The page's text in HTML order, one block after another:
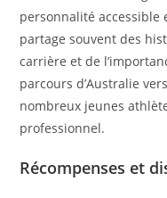
personnalité accessible
partage souvent des
carrière et de
parcours d’Australie
nombreux jeunes
professionnel.
Récompenses et